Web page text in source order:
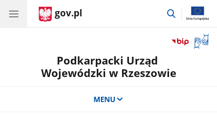
gov.pl
przejdź
okno
Podkarpacki Urząd
Wojewódzki w Rzeszowie
MENU